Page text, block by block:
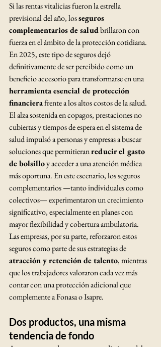
Si las rentas vitalicias fueron la estrella
previsional del año, los seguros
complementarios de salud brillaron con
fuerza en el ámbito de la protección cotidiana.
En 2025, este tipo de seguros dejó
definitivamente de ser percibido como un
beneficio accesorio para transformarse en una
herramienta esencial de protección
financiera frente a los altos costos de la salud.
El alza sostenida en copagos, prestaciones no
cubiertas y tiempos de espera en el sistema de
salud impulsó a personas y empresas a buscar
soluciones que permitieran reducir el gasto
de bolsillo y acceder a una atención médica
más oportuna. En este escenario, los seguros
complementarios —tanto individuales como
colectivos— experimentaron un crecimiento
significativo, especialmente en planes con
mayor flexibilidad y cobertura ambulatoria.
Las empresas, por su parte, reforzaron estos
seguros como parte de sus estrategias de
atracción y retención de talento, mientras
que los trabajadores valoraron cada vez más
contar con una protección adicional que
complemente a Fonasa o Isapre.
Dos productos, una misma
tendencia de fondo